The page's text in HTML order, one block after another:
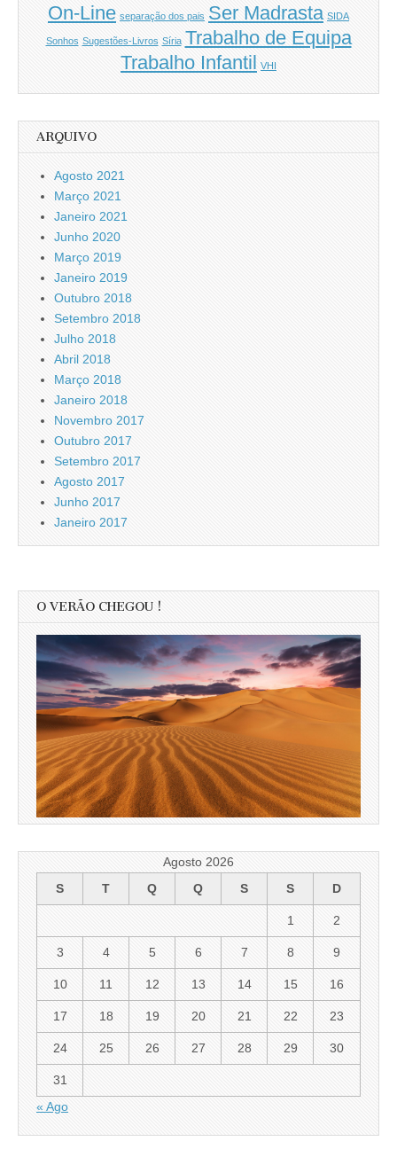
On-Line separação dos pais Ser Madrasta SIDA
Sonhos Sugestões-Livros Síria Trabalho de Equipa
Trabalho Infantil VHI
ARQUIVO
Agosto 2021
Março 2021
Janeiro 2021
Junho 2020
Março 2019
Janeiro 2019
Outubro 2018
Setembro 2018
Julho 2018
Abril 2018
Março 2018
Janeiro 2018
Novembro 2017
Outubro 2017
Setembro 2017
Agosto 2017
Junho 2017
Janeiro 2017
O VERÃO CHEGOU !
Agosto 2026
S
T Q Q S S D
1 2
3 4 5 6 7 8 9
10 11 12 13 14 15 16
17 18 19 20 21 22 23
24 25 26 27 28 29 30
31
« Ago